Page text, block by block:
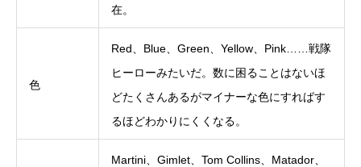
在。
色
Red、Blue、Green、Yellow、Pink……戦隊
ヒーローみたいだ。数に困ることはないほ
どたくさんあるがマイナーな色にすればす
るほどわかりにくくなる。
Martini、Gimlet、Tom Collins、Matador、